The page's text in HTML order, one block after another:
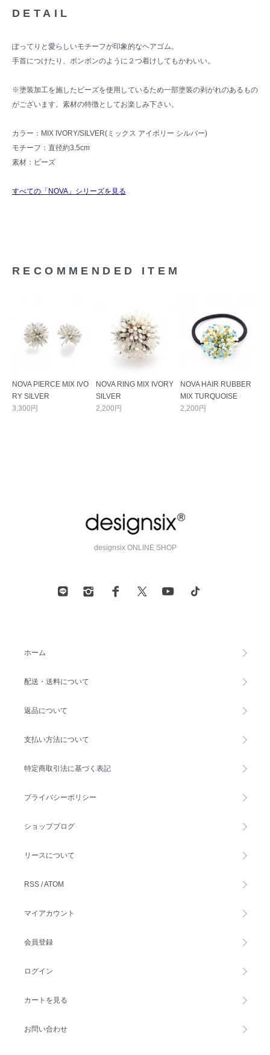
DETAIL
ぽってりと愛らしいモチーフが印象的なヘアゴム。
手首につけたり、ボンボンのように２つ着けしてもかわいい。
※塗装加工を施したビーズを使用しているため一部塗装の剥がれのあるもの
がございます。素材の特徴としてお楽しみ下さい。
カラー：MIX IVORY/SILVER(ミックス アイボリー シルバー)
モチーフ：直径約3.5cm
素材：ビーズ
すべての「NOVA」シリーズを見る
RECOMMENDED ITEM
NOVA PIERCE MIX IVO
RY SILVER
3,300円
NOVA RING MIX IVORY
SILVER
2,200円
NOVA HAIR RUBBER
MIX TURQUOISE
2,200円
designsix ONLINE SHOP
ホーム
配送・送料について
返品について
支払い方法について
特定商取引法に基づく表記
プライバシーポリシー
ショップブログ
リースについて
RSS /ATOM
マイアカウント
会員登録
ログイン
カートを見る
お問い合わせ